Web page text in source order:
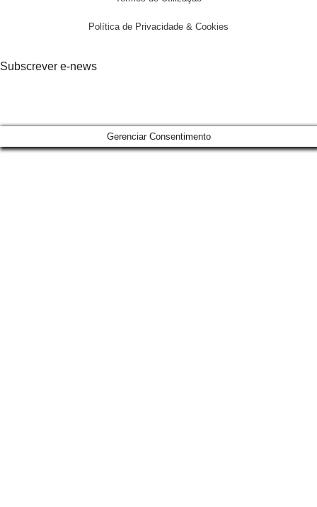
Política de Privacidade & Cookies
Subscrever e-news
Gerenciar Consentimento